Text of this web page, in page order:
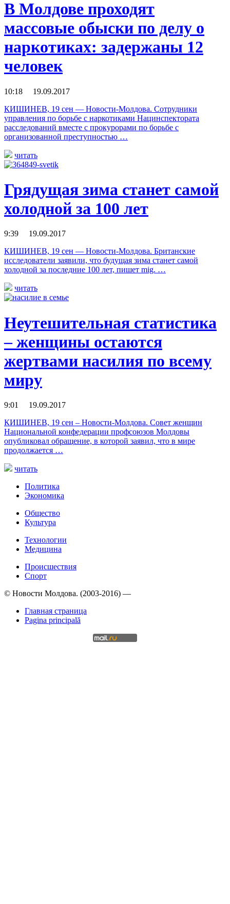
В Молдове проходят
массовые обыски по делу о
наркотиках: задержаны 12
человек
10:18 19.09.2017
КИШИНЕВ, 19 сен — Новости-Молдова. Сотрудники
управления по борьбе с наркотиками Нацинспектората
расследований вместе с прокурорами по борьбе с
организованной преступностью …
читать
Грядущая зима станет самой
холодной за 100 лет
9:39 19.09.2017
КИШИНЕВ, 19 сен — Новости-Молдова. Британские
исследователи заявили, что будущая зима станет самой
холодной за последние 100 лет, пишет mig. …
читать
Неутешительная статистика
– женщины остаются
жертвами насилия по всему
миру
9:01 19.09.2017
КИШИНЕВ, 19 сен – Новости-Молдова. Совет женщин
Национальной конфедерации профсоюзов Молдовы
опубликовал обращение, в которой заявил, что в мире
продолжается …
читать
Политика
Экономика
Общество
Культура
Технологии
Медицина
Происшествия
Спорт
© Новости Молдова. (2003-2016) —
Главная страница
Pagina principală